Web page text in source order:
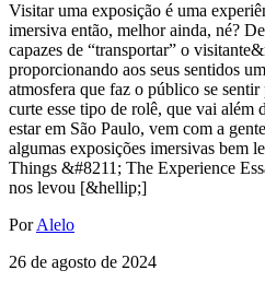
Visitar uma exposição é uma
imersiva então, melhor ainda, né?
capazes de “transportar” o
proporcionando aos seus sentidos
atmosfera que faz o público se
curte esse tipo de rolê, que vai além
estar em São Paulo, vem com a
algumas exposições imersivas bem
Things &#8211; The Experience
nos levou [&hellip;]
PorAlelo
26 de agosto de 2024